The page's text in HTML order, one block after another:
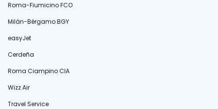
Roma-Fiumicino FCO
Milán-Bérgamo BGY
easyJet
Cerdeña
Roma Ciampino CIA
Wizz Air
Travel Service